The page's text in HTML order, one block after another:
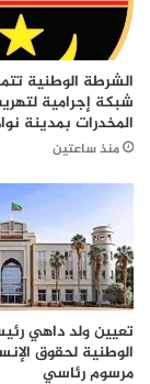
الشرطة الوطنية
شبكة إجرامية
المخدرات بمدينة
منذ ساعتين
تعيين ولد داهي
الوطنية لحقوق
مرسوم رئاسي